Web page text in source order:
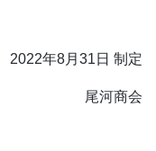
2022年8月31日 制定
尾河商会